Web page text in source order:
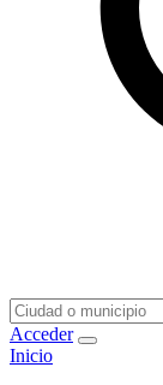
Acceder
Inicio